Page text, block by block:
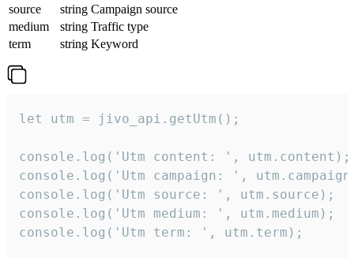
source
string Campaign source
medium
string Traffic type
term
string Keyword
let utm = jivo_api.getUtm();
console.log('Utm content: ', utm.content);
console.log('Utm campaign: ',
console.log('Utm source: ', utm.source);
console.log('Utm medium: ', utm.medium);
console.log('Utm term: ', utm.term);